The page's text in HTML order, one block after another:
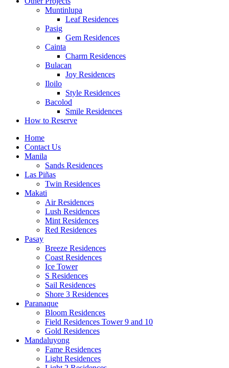
Muntinlupa
Leaf Residences
Pasig
Gem Residences
Cainta
Charm Residences
Bulacan
Joy Residences
Iloilo
Style Residences
Bacolod
Smile Residences
How to Reserve
Home
Contact Us
Manila
Sands Residences
Las Piñas
Twin Residences
Makati
Air Residences
Lush Residences
Mint Residences
Red Residences
Pasay
Breeze Residences
Coast Residences
Ice Tower
S Residences
Sail Residences
Shore 3 Residences
Paranaque
Bloom Residences
Field Residences Tower 9 and 10
Gold Residences
Mandaluyong
Fame Residences
Light Residences